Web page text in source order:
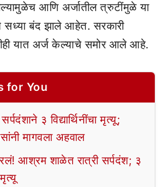
आणि अर्जातील त्रुटींमुळे या
बंद झाले आहेत. सरकारी
यात अर्ज केल्याचे समोर आले आहे.
for You
३ विद्यार्थिनींचा मृत्यू;
मागवला अहवाल
आश्रम शाळेत रात्री सर्पदंश; ३
मृत्यू